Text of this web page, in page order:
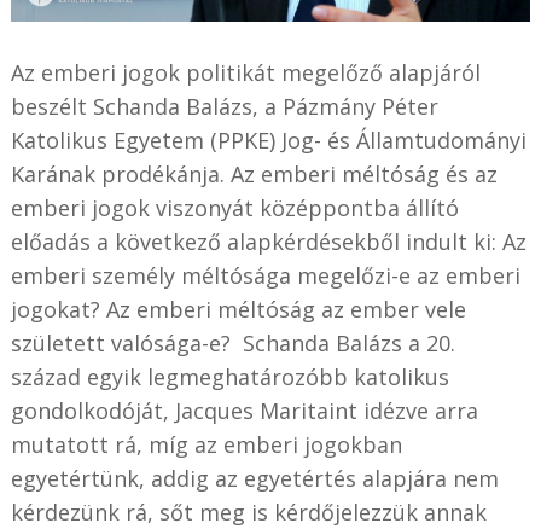
Az emberi jogok politikát megelőző alapjáról
beszélt Schanda Balázs, a Pázmány Péter
Katolikus Egyetem (PPKE) Jog- és Államtudományi
Karának prodékánja. Az emberi méltóság és az
emberi jogok viszonyát középpontba állító
előadás a következő alapkérdésekből indult ki: Az
emberi személy méltósága megelőzi-e az emberi
jogokat? Az emberi méltóság az ember vele
született valósága-e? Schanda Balázs a 20.
század egyik legmeghatározóbb katolikus
gondolkodóját, Jacques Maritaint idézve arra
mutatott rá, míg az emberi jogokban
egyetértünk, addig az egyetértés alapjára nem
kérdezünk rá, sőt meg is kérdőjelezzük annak